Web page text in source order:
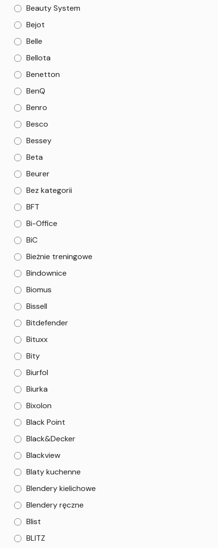
Beauty System
Bejot
Belle
Bellota
Benetton
BenQ
Benro
Besco
Bessey
Beta
Beurer
Bez kategorii
BFT
Bi-Office
BiC
Bieżnie treningowe
Bindownice
Biomus
Bissell
Bitdefender
Bituxx
Bity
Biurfol
Biurka
Bixolon
Black Point
Black&Decker
Blackview
Blaty kuchenne
Blendery kielichowe
Blendery ręczne
Blist
BLITZ